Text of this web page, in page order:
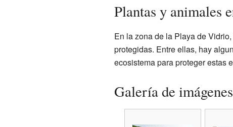
Plantas y animales
En la zona de la Playa de
protegidas. Entre ellas, hay
ecosistema para proteger estas
Galería de imágenes